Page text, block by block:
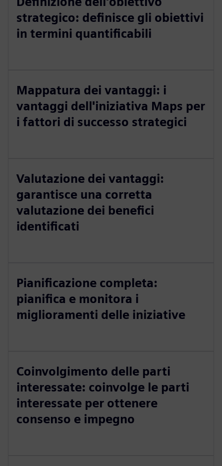
strategico: definisce gli obiettivi
in termini quantificabili
Mappatura dei vantaggi: i
vantaggi dell'iniziativa Maps per
i fattori di successo strategici
Valutazione dei vantaggi:
garantisce una corretta
valutazione dei benefici
identificati
Pianificazione completa:
pianifica e monitora i
miglioramenti delle iniziative
Coinvolgimento delle parti
interessate: coinvolge le parti
interessate per ottenere
consenso e impegno